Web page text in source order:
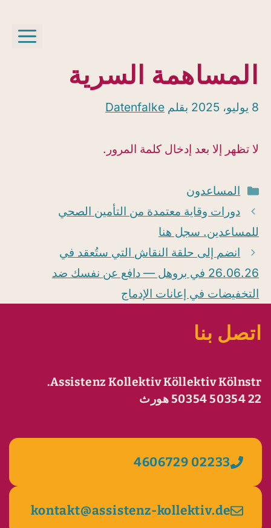
المساهمة السرية
8 يوليو، 2025 بقلم Datenfalke
لا تظهر إلا بعد إدخال كلمة المرور.
التصنيفات
المساعدون
دورات وقاية معتمدة من التأمين الصحي
للمساعدين. سجل هنا
انضم إلى حلقة النقاش التي ستُعقد في
26.06.26 في بروهل — دافع عن نفسك ضد
التخفيضات في إعانات الإدماج
اتصل بنا
Assistenz Kollektiv Köllektiv Kölnstr.
22 50354 50354 هورث
02233 4606729
kontakt@assistenz-kollektiv.de